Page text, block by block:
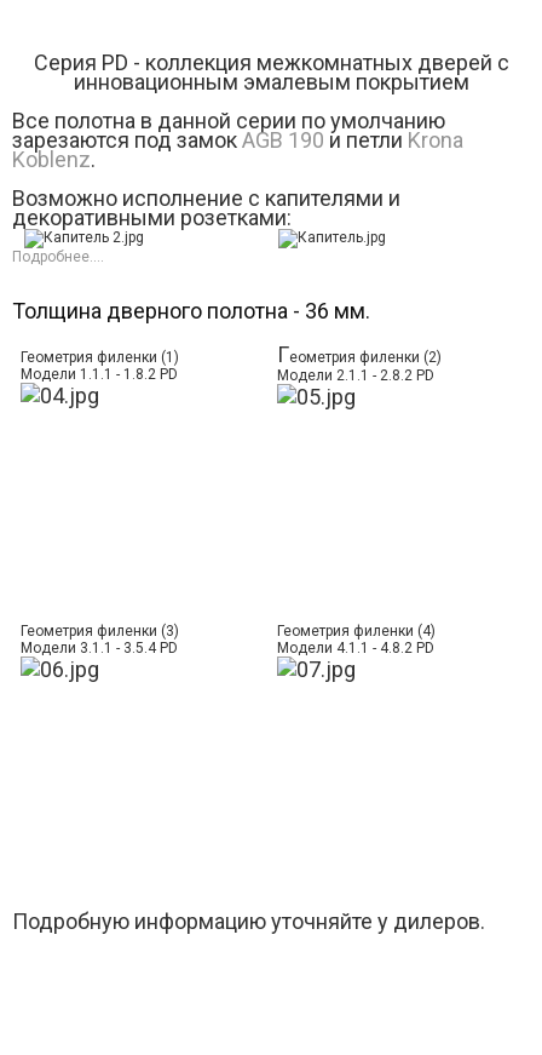
Серия РD - коллекция межкомнатных дверей с
инновационным эмалевым покрытием
Все полотна в данной серии по умолчанию
зарезаются под замокAGB 190 и петли Krona
Koblenz.
Возможно исполнение с капителями и
декоративными розетками:
Подробнее....
Толщина дверного полотна - 36 мм.
Геометрия филенки (1)
Модели 1.1.1 - 1.8.2 PD
Геометрия филенки (2)
Модели 2.1.1 - 2.8.2 PD
Геометрия филенки (3)
Модели 3.1.1 - 3.5.4 PD
Геометрия филенки (4)
Модели 4.1.1 - 4.8.2 PD
Подробную информацию уточняйте у дилеров.